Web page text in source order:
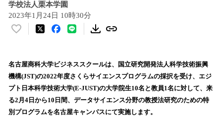
学校法人栗本学園
2023年1月24日 10時30分
い
！
数
を
読
み
込
名古屋商科大学ビジネススクールは、国立研究開発法人科学技術振興
機構(JST)の2022年度さくらサイエンスプログラムの採択を受け、エジ
プト日本科学技術大学(E-JUST)の大学院生10名と教員1名に対して、来
る2月4日から10日間、データサイエンス分野の教授法研究のための特
別プログラムを名古屋キャンパスにて実施します。